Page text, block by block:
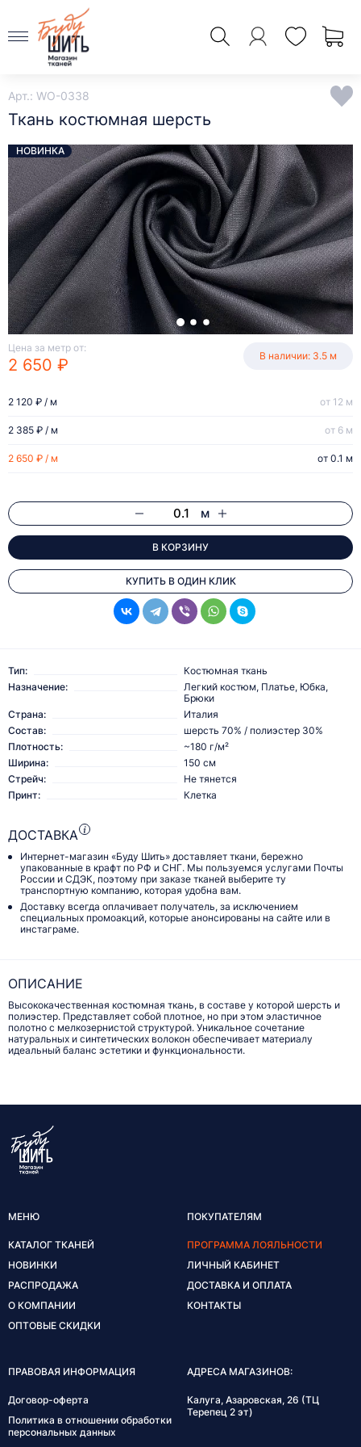
Арт.: WO-0338
Ткань костюмная шерсть
Цена за метр от:
2 650 ₽ В наличии: 3.5 м
2 650 ₽ / м от 0.1 м
2 385 ₽ / м от 6 м
2 120 ₽ / м от 12 м
м
В КОРЗИНУ
КУПИТЬ В ОДИН КЛИК
НОВИНКА
Тип:
Костюмная ткань
Назначение:
Легкий костюм, Платье, Юбка,
Брюки
Страна:
Италия
Состав:
шерсть 70% / полиэстер 30%
Плотность:
~180 г/м²
Ширина:
150 см
Стрейч:
Не тянется
Принт:
Клетка
ДОСТАВКА
Интернет-магазин «Буду Шить» доставляет ткани, бережно
упакованные в крафт по РФ и СНГ. Мы пользуемся услугами Почты
России и СДЭК, поэтому при заказе тканей выберите ту
транспортную компанию, которая удобна вам.
Доставку всегда оплачивает получатель, за исключением
специальных промоакций, которые анонсированы на сайте или в
инстаграме.
ОПИСАНИЕ
Высококачественная костюмная ткань, в составе у которой шерсть и
полиэстер. Представляет собой плотное, но при этом эластичное
полотно с мелкозернистой структурой. Уникальное сочетание
натуральных и синтетических волокон обеспечивает материалу
идеальный баланс эстетики и функциональности.
МЕНЮ
КАТАЛОГ ТКАНЕЙ
НОВИНКИ
РАСПРОДАЖА
О КОМПАНИИ
ОПТОВЫЕ СКИДКИ
ПОКУПАТЕЛЯМ
ПРОГРАММА ЛОЯЛЬНОСТИ
ЛИЧНЫЙ КАБИНЕТ
ДОСТАВКА И ОПЛАТА
КОНТАКТЫ
ПРАВОВАЯ ИНФОРМАЦИЯ
Договор-оферта
Политика в отношении обработки
персональных данных
АДРЕСА МАГАЗИНОВ:
Калуга, Азаровская, 26 (ТЦ
Терепец 2 эт)